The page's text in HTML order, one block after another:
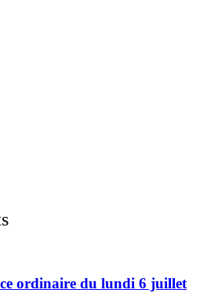
ordinaire du lundi 6 juillet